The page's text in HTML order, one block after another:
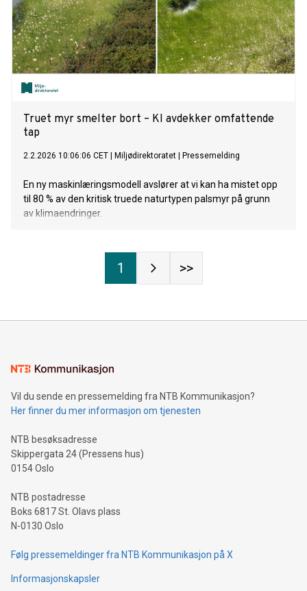
Truet myr smelter bort – KI avdekker omfattende
tap
2.2.2026 10:06:06 CET Miljødirektoratet Pressemelding
En ny maskinlæringsmodell avslører at vi kan ha mistet opp
til 80 % av den kritisk truede naturtypen palsmyr på grunn
av klimaendringer.
1 >>
Vil du sende en pressemelding fra NTB Kommunikasjon?
Her finner du mer informasjon om tjenesten
NTB besøksadresse
Skippergata 24 (Pressens hus)
0154 Oslo
NTB postadresse
Boks 6817 St. Olavs plass
N-0130 Oslo
Følg pressemeldinger fra NTB Kommunikasjon på X
Informasjonskapsler